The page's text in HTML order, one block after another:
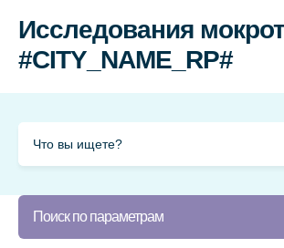
Исследования
#CITY_NAME_RP#
Поиск по параметрам